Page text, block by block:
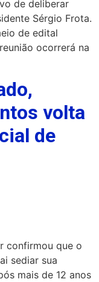
de deliberar
Sérgio Frota.
de edital
ocorrerá na
volta
de
confirmou que o
sediar sua
mais de 12 anos